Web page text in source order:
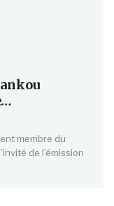
membre du
de l’émission